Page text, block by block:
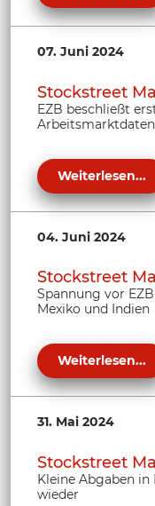
07. Juni 2024
Stockstreet
EZB beschließt
Weiterlesen...
04. Juni 2024
Stockstreet
Spannung vor
Mexiko und Indien
Weiterlesen...
31. Mai 2024
Stockstreet
Kleine Abgaben
wieder